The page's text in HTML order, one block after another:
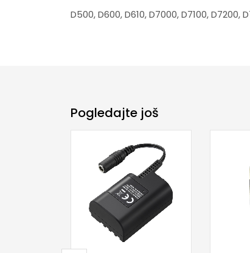
D500, D600, D610, D7000, D7100, D7200,
Pogledajte još